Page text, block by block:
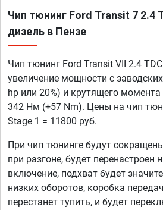
Чип тюнинг Ford Transit 7 2.4
дизель в Пензе
Чип тюнинг Ford Transit VII 2.4
увеличение мощности с
hp или 20%) и крутящего
342 Нм (+57 Nm). Цены на чип
Stage 1 = 11800 руб.
При чип тюнинге будут
при разгоне, будет перенастроен
включение, подхват будет
низких оборотов, коробка
перестанет тупить, и будет